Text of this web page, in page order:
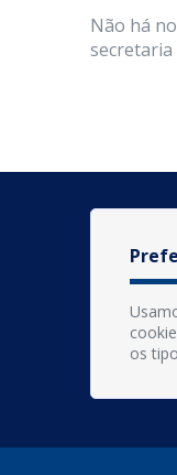
Não há
secretaria
os